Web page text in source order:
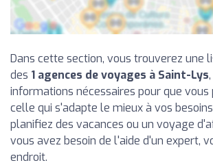
Dans cette section, vous trouverez une
des 1 agences de voyages à Saint-Lys
informations nécessaires pour que vous
celle qui s'adapte le mieux à vos
planifiez des vacances ou un voyage
vous avez besoin de l'aide d'un expert,
endroit.